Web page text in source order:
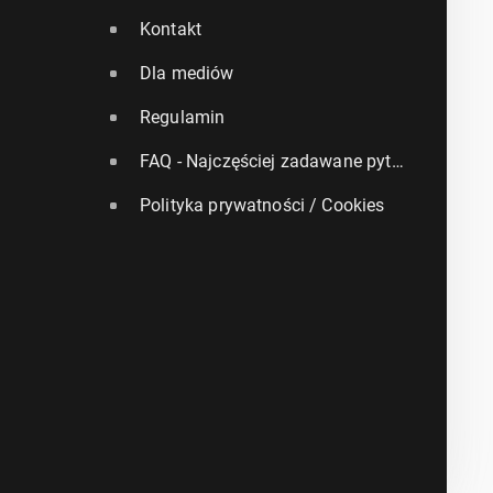
Kontakt
Dla mediów
Regulamin
FAQ - Najczęściej zadawane pytania
Polityka prywatności / Cookies